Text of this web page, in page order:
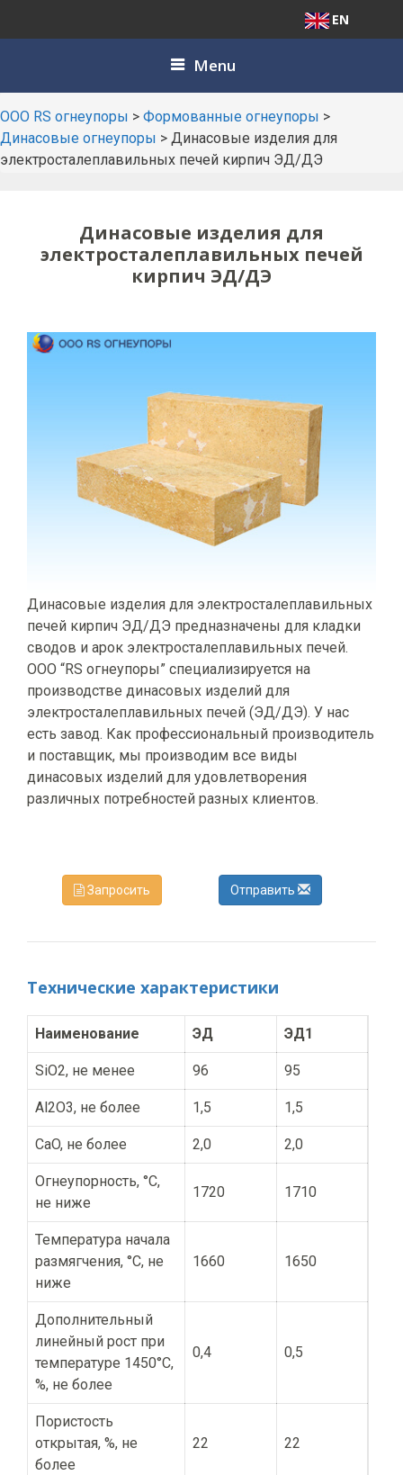
EN
content
Menu
ООО RS огнеупоры > Формованные огнеупоры >
Динасовые огнеупоры > Динасовые изделия для
электросталеплавильных печей кирпич ЭД/ДЭ
Динасовые изделия для
электросталеплавильных печей
кирпич ЭД/ДЭ
Динасовые изделия для электросталеплавильных
печей кирпич ЭД/ДЭ предназначены для кладки
сводов и арок электросталеплавильных печей.
ООО “RS огнеупоры” специализируется на
производстве динасовых изделий для
электросталеплавильных печей (ЭД/ДЭ). У нас
есть завод. Как профессиональный производитель
и поставщик, мы производим все виды
динасовых изделий для удовлетворения
различных потребностей разных клиентов.
Запросить Отправить
Технические характеристики
Наименование ЭД ЭД1
SiO2, не менее 96 95
Al2O3, не более 1,5 1,5
CaO, не более 2,0 2,0
Огнеупорность, °С,
не ниже
1720 1710
Температура начала
размягчения, °С, не
ниже
1660 1650
Дополнительный
линейный рост при
температуре 1450°С,
%, не более
0,4 0,5
Пористость
открытая, %, не
более
22 22